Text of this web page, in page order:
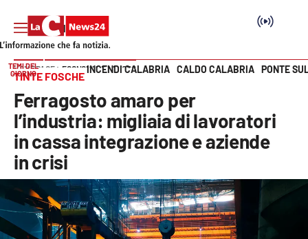
SEZIONI
Cronaca
Politica
Attualità
Vai
TEMI DEL
GIORNO
INCENDI CALABRIA CALDO CALABRIA PONTE
HOME PAGE ECONOMIA E LAVORO
TINTE FOSCHE
Ferragosto amaro per
l’industria: migliaia di lavoratori
in cassa integrazione e aziende
in crisi